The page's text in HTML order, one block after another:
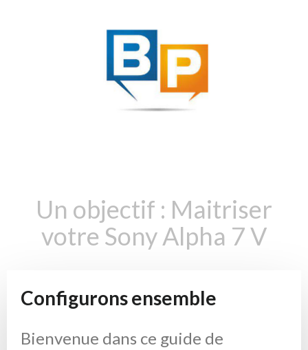
Un objectif : Maitriser
votre Sony Alpha 7 V
Configurons ensemble
Bienvenue dans ce guide de